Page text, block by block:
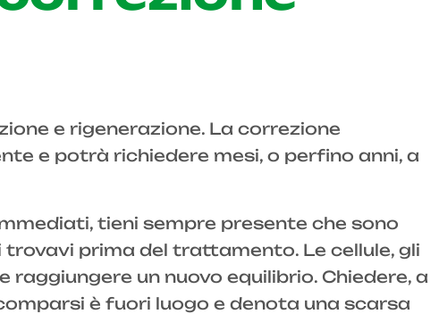
e rigenerazione. La correzione
e potrà richiedere mesi, o perfino anni, a
tieni sempre presente che sono
prima del trattamento. Le cellule, gli
un nuovo equilibrio. Chiedere, a
è fuori luogo e denota una scarsa